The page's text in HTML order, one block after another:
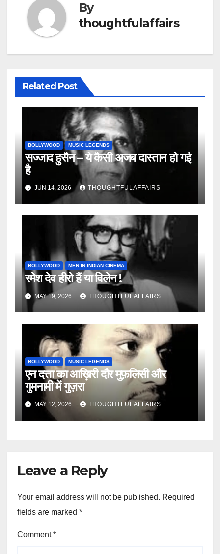
By
thoughtfulaffairs
Related Post
BOLLYWOOD MUSIC LEGENDS
सज्जाद हुसैन – ये कैसी अजब दास्तान हो गई
है
JUN 14, 2026 THOUGHTFULAFFAIRS
BOLLYWOOD MEN IN INDIAN CINEMA
रमेश देव हीरो हैं या विलेन !
MAY 19, 2026 THOUGHTFULAFFAIRS
BOLLYWOOD MUSIC LEGENDS
एन दत्ता का आख़िरी दौर मुफ़लिसी और
गुमनामी में गुज़रा
MAY 12, 2026 THOUGHTFULAFFAIRS
Leave a Reply
Your email address will not be published. Required
fields are marked *
Comment*